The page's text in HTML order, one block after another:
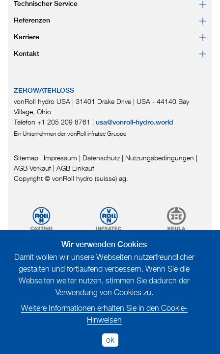
Technischer Service
Referenzen
Karriere
Kontakt
ZEROWATERLOSS
vonRoll hydro USA | 31401 Drake Drive | USA - 44140 Bay
Village, Ohio
Telefon +1 205 209 8761 | usa@vonroll-hydro.world
Ein Unternehmen der vonRoll infratec Gruppe
Sitemap | Impressum | Datenschutz | Nutzungsbedingungen |
AGB Verkauf | AGB Einkauf
Copyright © vonRoll hydro (suisse) ag.
Wir verwenden Cookies
Damit wollen wir unsere Webseiten nutzerfreundlicher
gestalten und fortlaufend verbessern. Wenn Sie die
Webseiten weiter nutzen, stimmen Sie dadurch der
Verwendung von Cookies zu.
Weitere Informationen erhalten Sie in den Cookie-
Hinweisen
ok